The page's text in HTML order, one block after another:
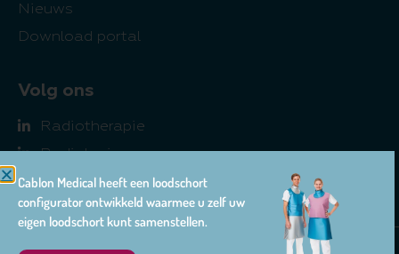
Nieuws
Download portal
Volg ons
Radiotherapie
Radiologie
Farma
© 2026 Cablon Medical
Cablon Medical heeft een loodschort
configurator ontwikkeld waarmee u zelf uw
eigen loodschort kunt samenstellen.